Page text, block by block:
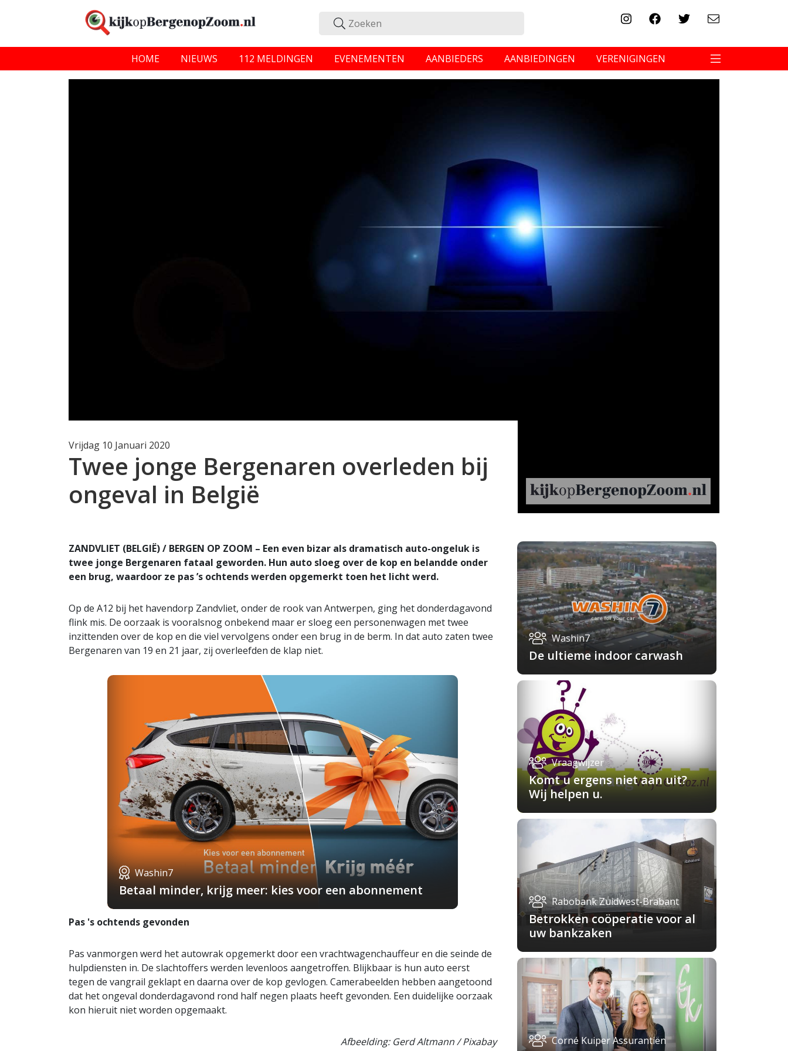
HOME NIEUWS 112 MELDINGEN EVENEMENTEN AANBIEDERS AANBIEDINGEN VERENIGINGEN
Vrijdag 10 Januari 2020
Twee jonge Bergenaren overleden bij
ongeval in België
ZANDVLIET (BELGIË) / BERGEN OP ZOOM – Een even bizar als dramatisch auto-ongeluk is
twee jonge Bergenaren fataal geworden. Hun auto sloeg over de kop en belandde onder
een brug, waardoor ze pas ’s ochtends werden opgemerkt toen het licht werd.
Op de A12 bij het havendorp Zandvliet, onder de rook van Antwerpen, ging het donderdagavond
flink mis. De oorzaak is vooralsnog onbekend maar er sloeg een personenwagen met twee
inzittenden over de kop en die viel vervolgens onder een brug in de berm. In dat auto zaten twee
Bergenaren van 19 en 21 jaar, zij overleefden de klap niet.
Washin7
Betaal minder, krijg meer: kies voor een abonnement
Pas 's ochtends gevonden
Pas vanmorgen werd het autowrak opgemerkt door een vrachtwagenchauffeur en die seinde de
hulpdiensten in. De slachtoffers werden levenloos aangetroffen. Blijkbaar is hun auto eerst
tegen de vangrail geklapt en daarna over de kop gevlogen. Camerabeelden hebben aangetoond
dat het ongeval donderdagavond rond half negen plaats heeft gevonden. Een duidelijke oorzaak
kon hieruit niet worden opgemaakt.
Afbeelding: Gerd Altmann / Pixabay
Washin7
De ultieme indoor carwash
Vraagwijzer
Komt u ergens niet aan uit?
Wij helpen u.
Rabobank Zuidwest-Brabant
Betrokken coöperatie voor al
uw bankzaken
Corné Kuiper Assurantiën